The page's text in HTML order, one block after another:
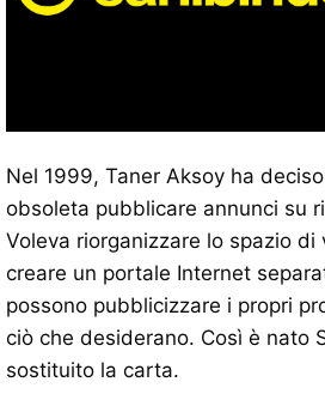
Nel 1999, Taner Aksoy ha
obsoleta pubblicare annunci su
Voleva riorganizzare lo spazio
creare un portale Internet
possono pubblicizzare i propri
ciò che desiderano. Così è nato
sostituito la carta.